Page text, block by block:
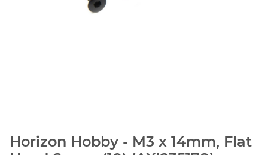
Horizon Hobby - M3 x 14mm, Flat